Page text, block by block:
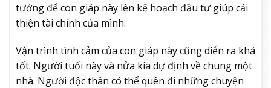
tưởng để con giáp này lên kế hoạch đầu tư giúp cải
thiện tài chính của mình.
Vận trình tình cảm của con giáp này cũng diễn ra khá
tốt. Người tuổi này và nửa kia dự định về chung một
nhà. Người độc thân có thể quên đi những chuyện